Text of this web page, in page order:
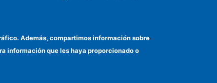
Cómo llegar
Además, compartimos información sobre
información que les haya proporcionado o